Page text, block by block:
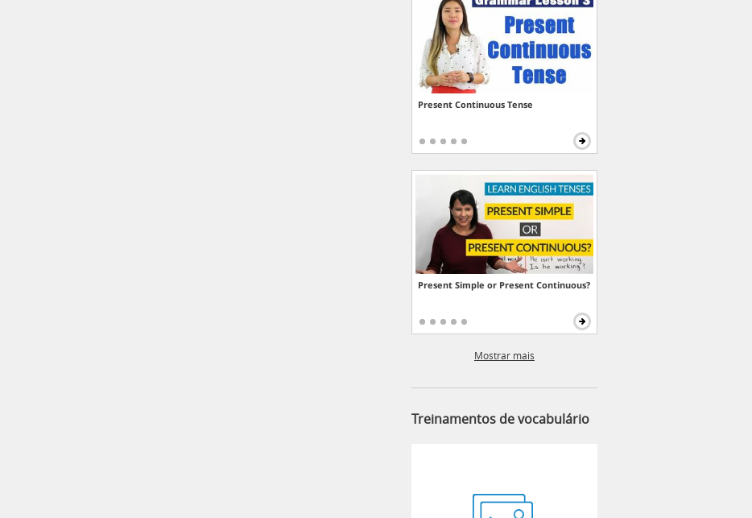
Present Continuous Tense
Present Simple or Present Continuous?
Mostrar mais
Treinamentos de vocabulário